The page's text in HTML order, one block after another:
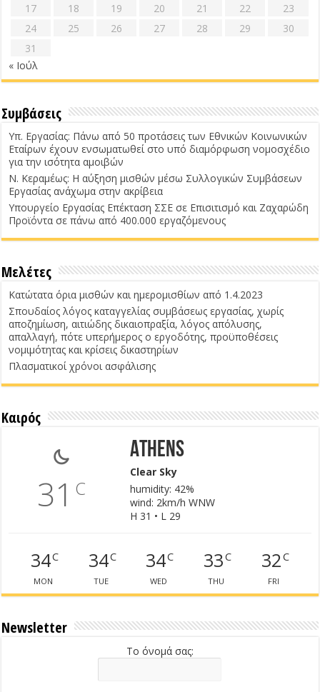
17
18 19 20 21 22
23
24
25 26 27 28 29
30
31
« Ιούλ
Συμβάσεις
Υπ. Εργασίας: Πάνω από 50 προτάσεις των Εθνικών Κοινωνικών
Εταίρων έχουν ενσωματωθεί στο υπό διαμόρφωση νομοσχέδιο
για την ισότητα αμοιβών
Ν. Κεραμέως: Η αύξηση μισθών μέσω Συλλογικών Συμβάσεων
Εργασίας ανάχωμα στην ακρίβεια
Υπουργείο Εργασίας Επέκταση ΣΣΕ σε Επισιτισμό και Ζαχαρώδη
Προϊόντα σε πάνω από 400.000 εργαζόμενους
Μελέτες
Κατώτατα όρια μισθών και ημερομισθίων από 1.4.2023
Σπουδαίος λόγος καταγγελίας συμβάσεως εργασίας, χωρίς
αποζημίωση, αιτιώδης δικαιοπραξία, λόγος απόλυσης,
απαλλαγή, πότε υπερήμερος ο εργοδότης, προϋποθέσεις
νομιμότητας και κρίσεις δικαστηρίων
Πλασματικοί χρόνοι ασφάλισης
Καιρός
31 C
Athens
Clear Sky
humidity: 42%
wind: 2km/h WNW
H 31 • L 29
34C
MON
34C
TUE
34C
WED
33C
THU
32C
FRI
Newsletter
Το όνομά σας: